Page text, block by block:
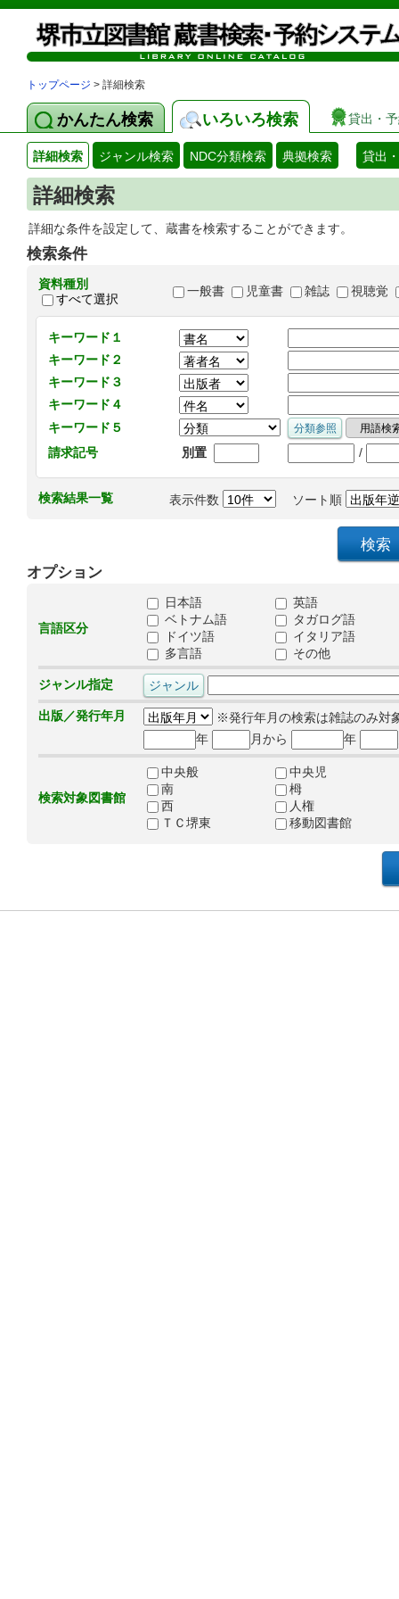
トップページ > 詳細検索
かんたん検索 いろいろ検索 貸出・
詳細検索 ジャンル検索 NDC分類検索 典拠検索 貸出
詳細検索
詳細な条件を設定して、蔵書を検索することができます。
検索条件
資料種別
すべて選択
一般書 児童書 雑誌 視聴覚
キーワード１
キーワード２
キーワード３
キーワード４
キーワード５
請求記号
別置 /
検索結果一覧 表示件数 ソート順
オプション
言語区分
日本語
英語
ベトナム語
タガログ語
ドイツ語
イタリア語
多言語
その他
ジャンル指定
出版／発行年月
※発行年月の検索は雑誌のみ対
年
月から 年
検索対象図書館
中央般
中央児
南
栂
西
人権
ＴＣ堺東
移動図書館